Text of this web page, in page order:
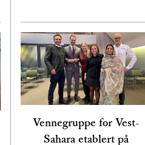
Vennegruppe for Vest-
Sahara etablert på